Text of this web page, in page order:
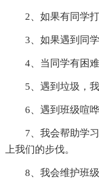
2、如果有同学
3、如果遇到同
4、当同学有困
5、遇到垃圾，
6、遇到班级喧
7、我会帮助学
上我们的步伐。
8、我会维护班